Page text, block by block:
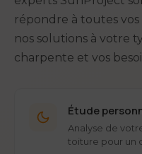
répondre à toutes
nos solutions à votre
charpente et vos
Étude
Analyse de
toiture pour un